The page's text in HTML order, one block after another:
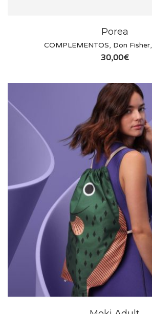
Porea
COMPLEMENTOS, Don Fisher,
30,00€